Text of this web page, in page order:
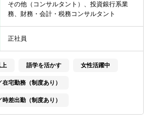
非公開求人とは？
サービス紹介
業界情報
求人情報
その他（コンサルタント）、投資銀行系業
務、財務・会計・税務コンサルタント
正社員
語学を活かす 女性活躍中
宅勤務（制度あり）
差出勤（制度あり）